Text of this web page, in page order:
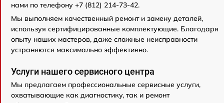
нами по телефону +7 (812) 214-73-42.
Мы выполняем качественный ремонт и замену деталей,
используя сертифицированные комплектующие. Благодаря
опыту наших мастеров, даже сложные неисправности
устраняются максимально эффективно.
Услуги нашего сервисного центра
Мы предлагаем профессиональные сервисные услуги,
охватывающие как диагностику, так и ремонт